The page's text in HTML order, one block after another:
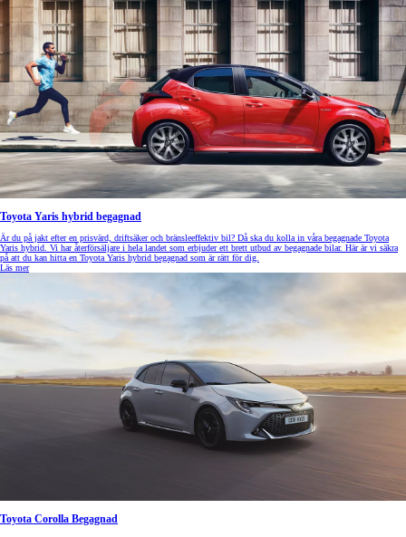
Toyota Yaris hybrid begagnad
Är du på jakt efter en prisvärd, driftsäker och bränsleeffektiv bil? Då ska du kolla in våra begagnade Toyota
Yaris hybrid. Vi har återförsäljare i hela landet som erbjuder ett brett utbud av begagnade bilar. Här är vi säkra
på att du kan hitta en Toyota Yaris hybrid begagnad som är rätt för dig.
Läs mer
Toyota Corolla Begagnad